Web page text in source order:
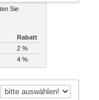
Sie
Rabatt
2 %
4 %